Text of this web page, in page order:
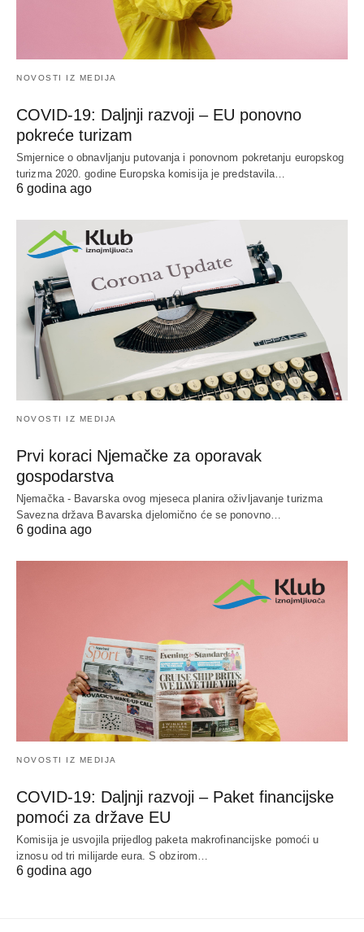
NOVOSTI IZ MEDIJA
COVID-19: Daljnji razvoji – EU ponovno
pokreće turizam
Smjernice o obnavljanju putovanja i ponovnom pokretanju europskog
turizma 2020. godine Europska komisija je predstavila…
6 godina ago
NOVOSTI IZ MEDIJA
Prvi koraci Njemačke za oporavak
gospodarstva
Njemačka - Bavarska ovog mjeseca planira oživljavanje turizma
Savezna država Bavarska djelomično će se ponovno…
6 godina ago
NOVOSTI IZ MEDIJA
COVID-19: Daljnji razvoji – Paket financijske
pomoći za države EU
Komisija je usvojila prijedlog paketa makrofinancijske pomoći u
iznosu od tri milijarde eura. S obzirom…
6 godina ago